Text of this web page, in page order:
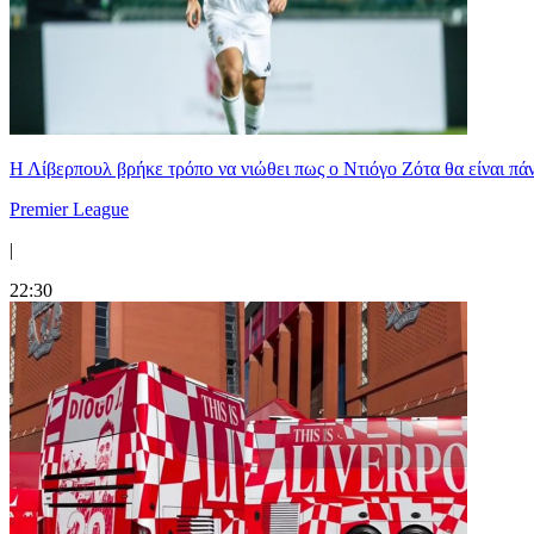
Η Λίβερπουλ βρήκε τρόπο να νιώθει πως ο Ντιόγο Ζότα θα είναι
Premier League
|
22:30